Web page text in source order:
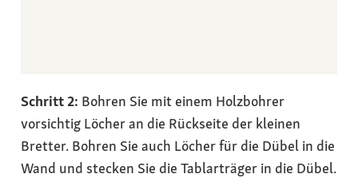
Schritt 2: Bohren Sie mit einem Holzbohrer
vorsichtig Löcher an die Rückseite der kleinen
Bretter. Bohren Sie auch Löcher für die Dübel in die
Wand und stecken Sie die Tablarträger in die Dübel.